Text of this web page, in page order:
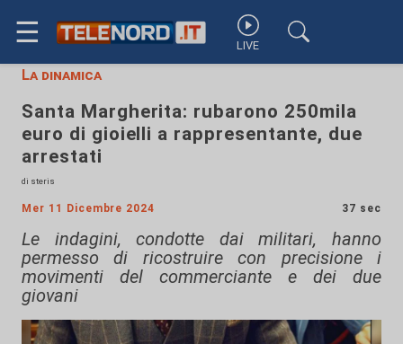
☰ LIVE
La dinamica
Santa Margherita: rubarono 250mila
euro di gioielli a rappresentante, due
arrestati
di steris
Mer 11 Dicembre 2024 37 sec
Le indagini, condotte dai militari, hanno
permesso di ricostruire con precisione i
movimenti del commerciante e dei due
giovani